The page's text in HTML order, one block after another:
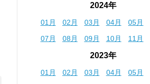
2024年
01月 02月 03月 04月 05月
07月
08月 09月 10月 11月
2023年
01月 02月 03月 04月 05月